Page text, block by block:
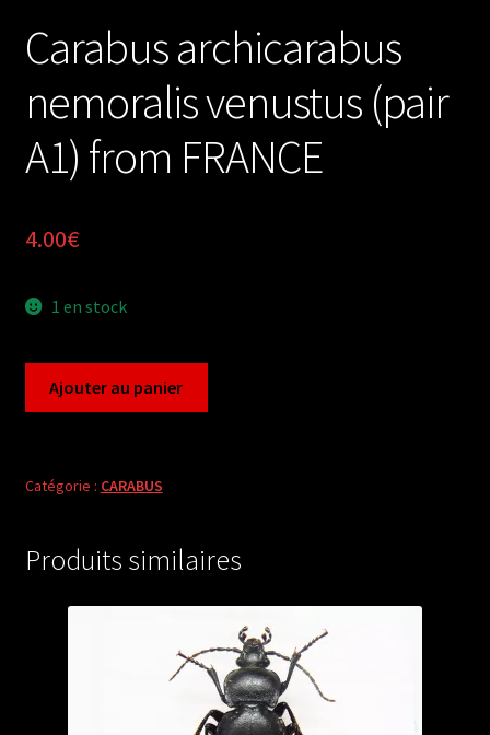
Carabus archicarabus
nemoralis venustus (pair
A1) from FRANCE
4.00€
1 en stock
nemoralis
A1)
Ajouter au panier
Catégorie : CARABUS
Produits similaires